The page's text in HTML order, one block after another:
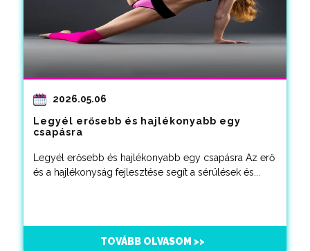
2026.05.06
Legyél erősebb és hajlékonyabb egy
csapásra
Legyél erősebb és hajlékonyabb egy csapásra Az erő
és a hajlékonyság fejlesztése segít a sérülések és...
TOVÁBB OLVASOM >>